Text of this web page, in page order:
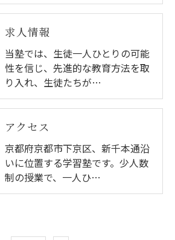
求人情報
当塾では、生徒一人ひとりの可能
性を信じ、先進的な教育方法を取
り入れ、生徒たちが…
アクセス
京都府京都市下京区、新千本通沿
いに位置する学習塾です。少人数
制の授業で、一人ひ…